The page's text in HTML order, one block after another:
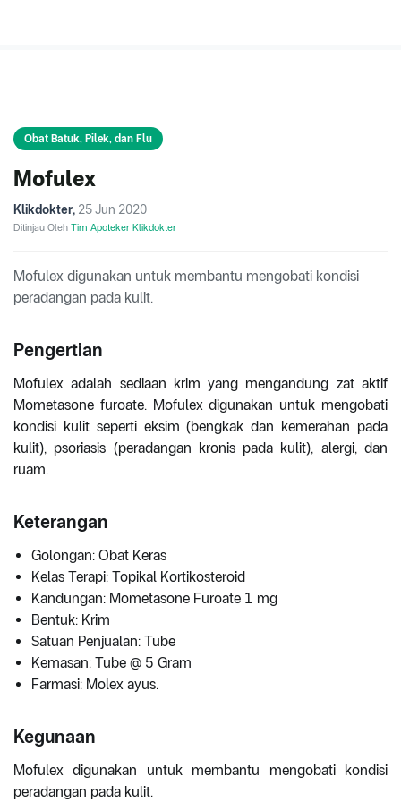
Obat Batuk, Pilek, dan Flu
Mofulex
Klikdokter, 25 Jun 2020
Ditinjau Oleh Tim Apoteker Klikdokter
Mofulex digunakan untuk membantu mengobati kondisi
peradangan pada kulit.
Pengertian
Mofulex adalah sediaan krim yang mengandung zat aktif
Mometasone furoate. Mofulex digunakan untuk mengobati
kondisi kulit seperti eksim (bengkak dan kemerahan pada
kulit), psoriasis (peradangan kronis pada kulit), alergi, dan
ruam.
Keterangan
Golongan: Obat Keras
Kelas Terapi: Topikal Kortikosteroid
Kandungan: Mometasone Furoate 1 mg
Bentuk: Krim
Satuan Penjualan: Tube
Kemasan: Tube @ 5 Gram
Farmasi: Molex ayus.
Kegunaan
Mofulex digunakan untuk membantu mengobati kondisi
peradangan pada kulit.